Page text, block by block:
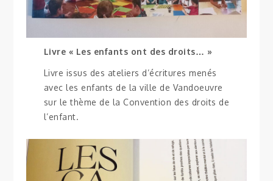
Livre « Les enfants ont des droits… »
Livre issus des ateliers d’écritures menés
avec les enfants de la ville de Vandoeuvre
sur le thème de la Convention des droits de
l’enfant.